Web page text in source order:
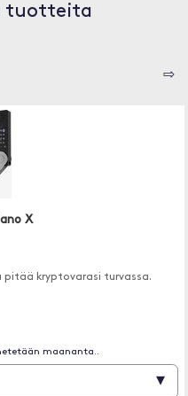
tuotteita
⇨
X
pitää kryptovarasi turvassa.
maananta..
▾